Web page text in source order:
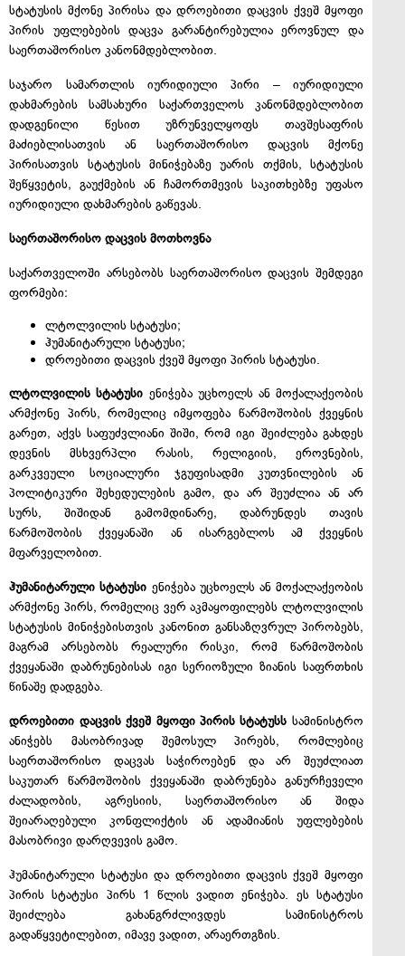
სტატუსის მქონე პირისა და დროებითი დაცვის ქვეშ მყოფი
პირის უფლებების დაცვა გარანტირებულია ეროვნულ და
საერთაშორისო კანონმდებლობით.
საჯარო სამართლის იურიდიული პირი – იურიდიული
დახმარების სამსახური საქართველოს კანონმდებლობით
დადგენილი წესით უზრუნველყოფს თავშესაფრის
მაძიებლისათვის ან საერთაშორისო დაცვის მქონე
პირისათვის სტატუსის მინიჭებაზე უარის თქმის, სტატუსის
შეწყვეტის, გაუქმების ან ჩამორთმევის საკითხებზე უფასო
იურიდიული დახმარების გაწევას.
საერთაშორისო დაცვის მოთხოვნა
საქართველოში არსებობს საერთაშორისო დაცვის შემდეგი
ფორმები:
ლტოლვილის სტატუსი;
ჰუმანიტარული სტატუსი;
დროებითი დაცვის ქვეშ მყოფი პირის სტატუსი.
ლტოლვილის სტატუსი ენიჭება უცხოელს ან მოქალაქეობის
არმქონე პირს, რომელიც იმყოფება წარმოშობის ქვეყნის
გარეთ, აქვს საფუძვლიანი შიში, რომ იგი შეიძლება გახდეს
დევნის მსხვერპლი რასის, რელიგიის, ეროვნების,
გარკვეული სოციალური ჯგუფისადმი კუთვნილების ან
პოლიტიკური შეხედულების გამო, და არ შეუძლია ან არ
სურს, შიშიდან გამომდინარე, დაბრუნდეს თავის
წარმოშობის ქვეყანაში ან ისარგებლოს ამ ქვეყნის
მფარველობით.
ჰუმანიტარული სტატუსი ენიჭება უცხოელს ან მოქალაქეობის
არმქონე პირს, რომელიც ვერ აკმაყოფილებს ლტოლვილის
სტატუსის მინიჭებისთვის კანონით განსაზღვრულ პირობებს,
მაგრამ არსებობს რეალური რისკი, რომ წარმოშობის
ქვეყანაში დაბრუნებისას იგი სერიოზული ზიანის საფრთხის
წინაშე დადგება.
დროებითი დაცვის ქვეშ მყოფი პირის სტატუსს სამინისტრო
ანიჭებს მასობრივად შემოსულ პირებს, რომლებიც
საერთაშორისო დაცვას საჭიროებენ და არ შეუძლიათ
საკუთარ წარმოშობის ქვეყანაში დაბრუნება განურჩეველი
ძალადობის, აგრესიის, საერთაშორისო ან შიდა
შეიარაღებული კონფლიქტის ან ადამიანის უფლებების
მასობრივი დარღვევის გამო.
ჰუმანიტარული სტატუსი და დროებითი დაცვის ქვეშ მყოფი
პირის სტატუსი პირს 1 წლის ვადით ენიჭება. ეს სტატუსი
შეიძლება გახანგრძლივდეს სამინისტროს
გადაწყვეტილებით, იმავე ვადით, არაერთგზის.